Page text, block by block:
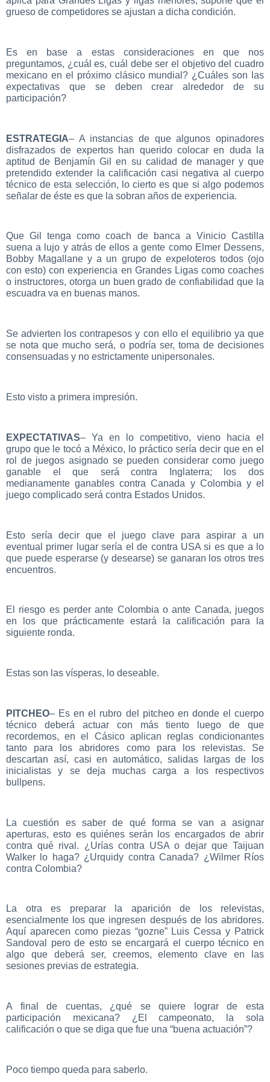
grueso de competidores se ajustan a dicha condición.
Es en base a estas consideraciones en que nos
preguntamos, ¿cuál es, cuál debe ser el objetivo del cuadro
mexicano en el próximo clásico mundial? ¿Cuáles son las
expectativas que se deben crear alrededor de su
participación?
ESTRATEGIA– A instancias de que algunos opinadores
disfrazados de expertos han querido colocar en duda la
aptitud de Benjamín Gil en su calidad de manager y que
pretendido extender la calificación casi negativa al cuerpo
técnico de esta selección, lo cierto es que si algo podemos
señalar de éste es que la sobran años de experiencia.
Que Gil tenga como coach de banca a Vinicio Castilla
suena a lujo y atrás de ellos a gente como Elmer Dessens,
Bobby Magallane y a un grupo de expeloteros todos (ojo
con esto) con experiencia en Grandes Ligas como coaches
o instructores, otorga un buen grado de confiabilidad que la
escuadra va en buenas manos.
Se advierten los contrapesos y con ello el equilibrio ya que
se nota que mucho será, o podría ser, toma de decisiones
consensuadas y no estrictamente unipersonales.
Esto visto a primera impresión.
EXPECTATIVAS– Ya en lo competitivo, vieno hacia el
grupo que le tocó a México, lo práctico sería decir que en el
rol de juegos asignado se pueden considerar como juego
ganable el que será contra Inglaterra; los dos
medianamente ganables contra Canada y Colombia y el
juego complicado será contra Estados Unidos.
Esto sería decir que el juego clave para aspirar a un
eventual primer lugar sería el de contra USA si es que a lo
que puede esperarse (y desearse) se ganaran los otros tres
encuentros.
El riesgo es perder ante Colombia o ante Canada, juegos
en los que prácticamente estará la calificación para la
siguiente ronda.
Estas son las vísperas, lo deseable.
PITCHEO– Es en el rubro del pitcheo en donde el cuerpo
técnico deberá actuar con más tiento luego de que
recordemos, en el Cásico aplican reglas condicionantes
tanto para los abridores como para los relevistas. Se
descartan así, casi en automático, salidas largas de los
inicialistas y se deja muchas carga a los respectivos
bullpens.
La cuestión es saber de qué forma se van a asignar
aperturas, esto es quiénes serán los encargados de abrir
contra qué rival. ¿Urías contra USA o dejar que Taijuan
Walker lo haga? ¿Urquidy contra Canada? ¿Wilmer Ríos
contra Colombia?
La otra es preparar la aparición de los relevistas,
esencialmente los que ingresen después de los abridores.
Aquí aparecen como piezas “gozne” Luis Cessa y Patrick
Sandoval pero de esto se encargará el cuerpo técnico en
algo que deberá ser, creemos, elemento clave en las
sesiones previas de estrategia.
A final de cuentas, ¿qué se quiere lograr de esta
participación mexicana? ¿El campeonato, la sola
calificación o que se diga que fue una “buena actuación”?
Poco tiempo queda para saberlo.